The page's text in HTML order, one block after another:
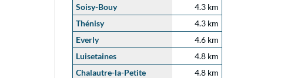
Soisy-Bouy
4.3 km
Thénisy
4.3 km
Everly
4.6 km
Luisetaines
4.8 km
Chalautre-la-Petite
4.8 km